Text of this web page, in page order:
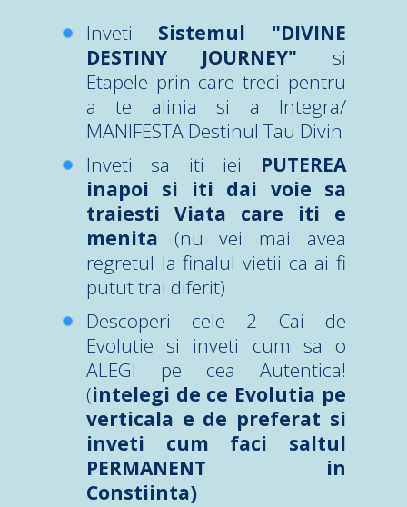
Inveti Sistemul "DIVINE
DESTINY JOURNEY" si
Etapele prin care treci pentru
a te alinia si a Integra/
MANIFESTA Destinul Tau Divin
Inveti sa iti iei PUTEREA
inapoi si iti dai voie sa
traiesti Viata care iti e
menita (nu vei mai avea
regretul la finalul vietii ca ai fi
putut trai diferit)
Descoperi cele 2 Cai de
Evolutie si inveti cum sa o
ALEGI pe cea Autentica!
(intelegi de ce Evolutia pe
verticala e de preferat si
inveti cum faci saltul
PERMANENT in
Constiinta)